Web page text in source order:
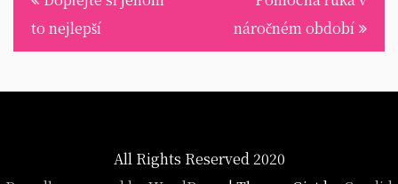
pro
příspěvek
to nejlepší
náročném období
All Rights Reserved 2020